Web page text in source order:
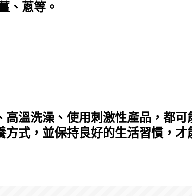
、蔥等。
溫洗澡、使用刺激性產品，都可
式，並保持良好的生活習慣，才